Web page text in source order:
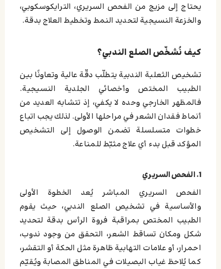
يحتاج إلى مزيج من الفحص السريري، الترايكوسكوبي،
والخزعة النسيجية لتحديد النمط وتخطيط العلاج بدقة.
كيف نُشخّص الصلع الندبي؟
تشخيص الثعلبة الندبية يتطلّب دقّة عالية وتعاونًا بين
الطبيب المختص وأخصائي الجلدية النسيجية.
فالمظهر الخارجي وحده لا يكفي، إذ تتشابه العديد من
أنماط فقدان الشعر في مراحلها الأولى. لذلك يجب اتباع
خطوات متسلسلة تضمن الوصول إلى التشخيص
المؤكد قبل بدء أي علاج مثبّط للمناعة.
1. الفحص السريري
الفحص السريري المباشر يُعد الخطوة الأولى
والأساسية في تشخيص الصلع الندبي، حيث يقوم
الطبيب المختص بمراقبة فروة الرأس بدقة لتحديد
شكل ومكان تساقط الشعر، التحقق من وجود ندوب،
احمرار، أو علامات التهابية ظاهرة مثل الحكة أو التقشر،
كما يُلاحظ غياب البصيلات في المناطق المصابة ويُقيّم